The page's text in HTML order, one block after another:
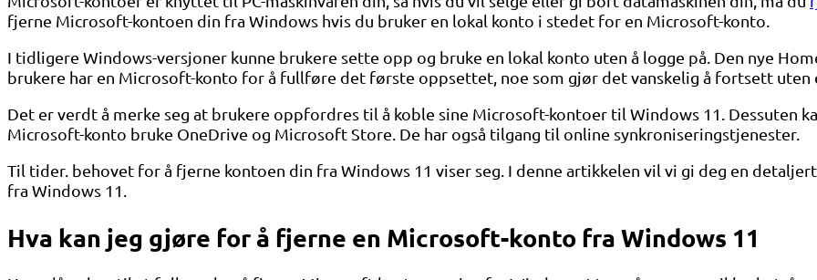
fjerne Microsoft-kontoen din fra Windows hvis du bruker en lokal konto i stedet for en Microsoft-konto.
I tidligere Windows-versjoner kunne brukere sette opp og bruke en lokal konto uten å logge på. Den nye
brukere har en Microsoft-konto for å fullføre det første oppsettet, noe som gjør det vanskelig å fortsett uten
Det er verdt å merke seg at brukere oppfordres til å koble sine Microsoft-kontoer til Windows 11. Dessuten
Microsoft-konto bruke OneDrive og Microsoft Store. De har også tilgang til online synkroniseringstjenester.
Til tider. behovet for å fjerne kontoen din fra Windows 11 viser seg. I denne artikkelen vil vi gi deg en
fra Windows 11.
Hva kan jeg gjøre for å fjerne en Microsoft-konto fra Windows 11